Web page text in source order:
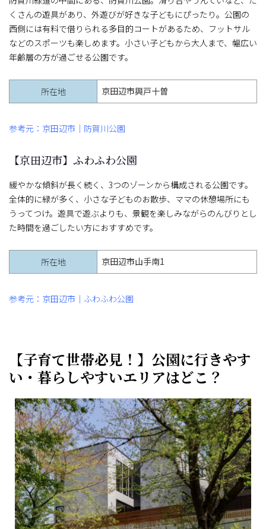
くさんの遊具があり、外遊びが好きな子どもにぴったり。公園の
西側には有料で借りられる多目的コートがあるため、フットサル
などのスポーツも楽しめます。小さい子どもから大人まで、幅広い
年齢層の方が過ごせる公園です。
所在地 京田辺市興戸十曽
参考元：京田辺市｜防賀川公園
【京田辺市】ふわふわ公園
緩やかな傾斜が長く続く、3つのゾーンから構成される公園です。
全体的に緑が多く、小さな子どものお散歩、ママの休憩場所にも
うってつけ。遊具で遊ぶよりも、景観を楽しみながらのんびりとし
た時間を過ごしたい方におすすめです。
所在地 京田辺市山手南1
参考元：京田辺市｜ふわふわ公園
【子育て世帯必見！】公園に行きやす
い・暮らしやすいエリアはどこ？